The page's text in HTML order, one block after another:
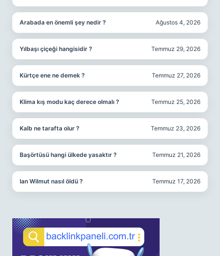
Arabada en önemli şey nedir ? Ağustos 4, 2026
Yılbaşı çiçeği hangisidir ? Temmuz 29, 2026
Kürtçe ene ne demek ? Temmuz 27, 2026
Klima kış modu kaç derece olmalı ? Temmuz 25, 2026
Kalb ne tarafta olur ? Temmuz 23, 2026
Başörtüsü hangi ülkede yasaktır ? Temmuz 21, 2026
Ian Wilmut nasıl öldü ? Temmuz 17, 2026